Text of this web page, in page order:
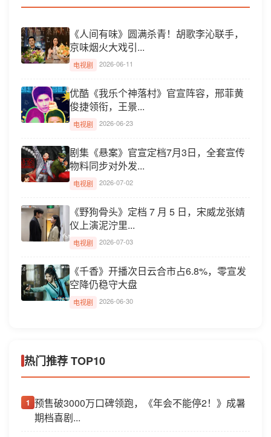
《人间有味》圆满杀青！胡歌李沁联手，
京味烟火大戏引...
电视剧 2026-06-11
优酷《我乐个神落村》官宣阵容，邢菲黄
俊捷领衔，王景...
电视剧 2026-06-23
剧集《悬案》官宣定档7月3日，全套宣传
物料同步对外发...
电视剧 2026-07-02
《野狗骨头》定档 7 月 5 日，宋威龙张婧
仪上演泥泞里...
电视剧 2026-07-03
《千香》开播次日云合市占6.8%，零宣发
空降仍稳守大盘
电视剧 2026-06-30
热门推荐 TOP10
1 预售破3000万口碑领跑，《年会不能停2！》成暑
期档喜剧...